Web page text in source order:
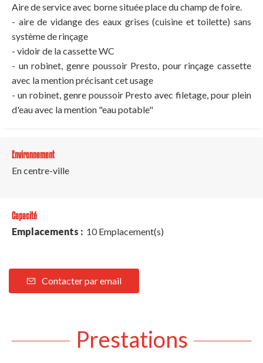
Aire de service avec borne située place du champ de foire.
- aire de vidange des eaux grises (cuisine et toilette) sans
système de rinçage
- vidoir de la cassette WC
- un robinet, genre poussoir Presto, pour rinçage cassette
avec la mention précisant cet usage
- un robinet, genre poussoir Presto avec filetage, pour plein
d'eau avec la mention "eau potable"
Environnement
En centre-ville
Capacité
Emplacements : 10 Emplacement(s)
Contacter par email
Prestations